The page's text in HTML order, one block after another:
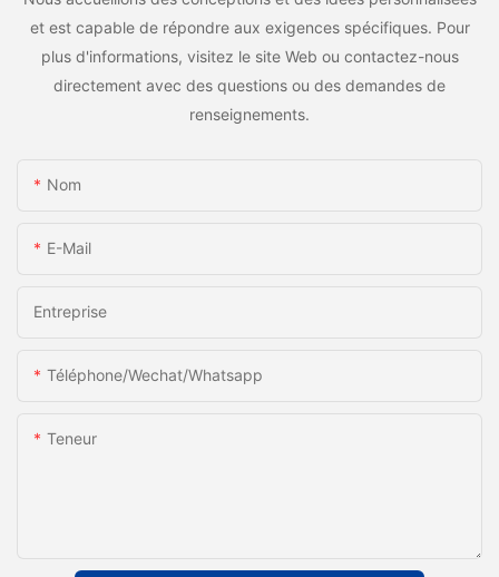
supérieur.
et est capable de répondre aux exigences spécifiques. Pour
plus d'informations, visitez le site Web ou contactez-nous
directement avec des questions ou des demandes de
renseignements.
Nom
E-Mail
Entreprise
Téléphone/Wechat/Whatsapp
Teneur